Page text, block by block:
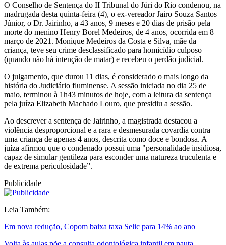
O Conselho de Sentença do II Tribunal do Júri do Rio condenou, na
madrugada desta quinta-feira (4), o ex-vereador Jairo Souza Santos
Júnior, o Dr. Jairinho, a 43 anos, 9 meses e 20 dias de prisão pela
morte do menino Henry Borel Medeiros, de 4 anos, ocorrida em 8
março de 2021. Monique Medeiros da Costa e Silva, mãe da
criança, teve seu crime desclassificado para homicídio culposo
(quando não há intenção de matar) e recebeu o perdão judicial.
O julgamento, que durou 11 dias, é considerado o mais longo da
história do Judiciário fluminense. A sessão iniciada no dia 25 de
maio, terminou à 1h43 minutos de hoje, com a leitura da sentença
pela juíza Elizabeth Machado Louro, que presidiu a sessão.
Ao descrever a sentença de Jairinho, a magistrada destacou a
violência desproporcional e a rara e desmesurada covardia contra
uma criança de apenas 4 anos, descrita como doce e bondosa. A
juíza afirmou que o condenado possui uma "personalidade insidiosa,
capaz de simular gentileza para esconder uma natureza truculenta e
de extrema periculosidade”.
Publicidade
Leia Também:
Em nova redução, Copom baixa taxa Selic para 14% ao ano